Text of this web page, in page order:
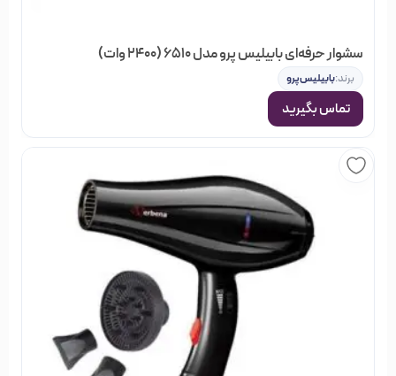
سشوار حرفه‌ای بابیلیس پرو مدل 6510 (2400 وات)
برند:بابیلیس‌پرو
تماس بگیرید